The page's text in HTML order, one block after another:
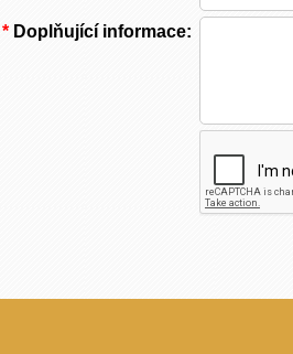
*Doplňující informace: